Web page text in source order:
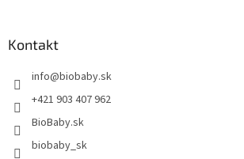
Kontakt
info@biobaby.sk
+421 903 407 962
BioBaby.sk
biobaby_sk